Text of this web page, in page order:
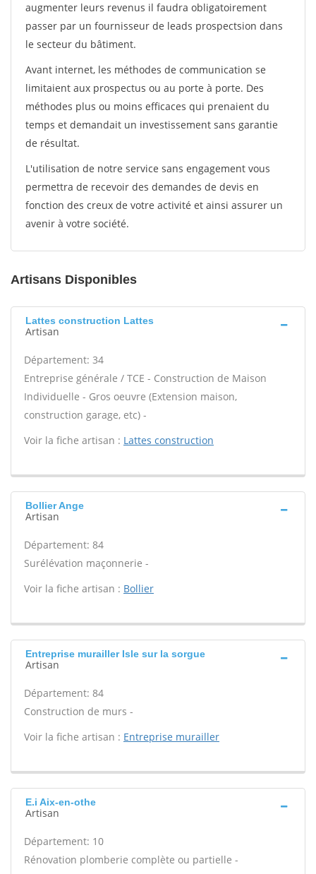
augmenter leurs revenus il faudra obligatoirement
passer par un fournisseur de leads prospectsion dans
le secteur du bâtiment.
Avant internet, les méthodes de communication se
limitaient aux prospectus ou au porte à porte. Des
méthodes plus ou moins efficaces qui prenaient du
temps et demandait un investissement sans garantie
de résultat.
L'utilisation de notre service sans engagement vous
permettra de recevoir des demandes de devis en
fonction des creux de votre activité et ainsi assurer un
avenir à votre société.
Artisans Disponibles
Lattes construction Lattes
Artisan
Département: 34
Entreprise générale / TCE - Construction de Maison
Individuelle - Gros oeuvre (Extension maison,
construction garage, etc) -
Voir la fiche artisan : Lattes construction
Bollier Ange
Artisan
Département: 84
Surélévation maçonnerie -
Voir la fiche artisan : Bollier
Entreprise murailler Isle sur la sorgue
Artisan
Département: 84
Construction de murs -
Voir la fiche artisan : Entreprise murailler
E.i Aix-en-othe
Artisan
Département: 10
Rénovation plomberie complète ou partielle -